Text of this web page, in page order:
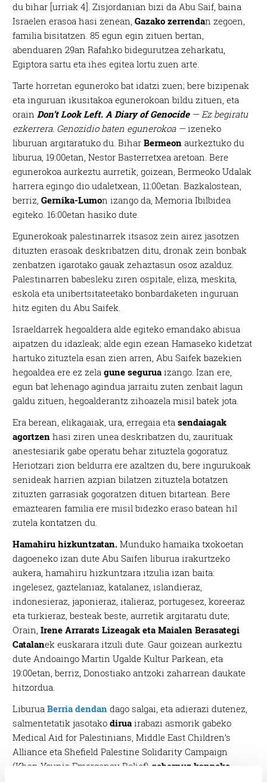
du bihar [urriak 4]. Zisjordanian bizi da Abu Saif, baina
Israelen erasoa hasi zenean,Gazako zerrendan zegoen,
familia bisitatzen. 85 egun egin zituen bertan,
abenduaren 29an Rafahko bidegurutzea zeharkatu,
Egiptora sartu eta ihes egitea lortu zuen arte.
Tarte horretan eguneroko bat idatzi zuen; bere bizipenak
eta inguruan ikusitakoa egunerokoan bildu zituen, eta
orainDon’t Look Left. A Diary of Genocide— Ez begiratu
ezkerrera. Genozidio baten egunerokoa —izeneko
liburuan argitaratuko du. BiharBermeon aurkeztuko du
liburua, 19:00etan, Nestor Basterretxea aretoan. Bere
egunerokoa aurkeztu aurretik, goizean, Bermeoko Udalak
harrera egingo dio udaletxean, 11:00etan. Bazkalostean,
berriz, Gernika-Lumon izango da, Memoria Ibilbidea
egiteko. 16:00etan hasiko dute.
Egunerokoak palestinarrek itsasoz zein airez jasotzen
dituzten erasoak deskribatzen ditu, dronak zein bonbak
zenbatzen igarotako gauak zehaztasun osoz azalduz.
Palestinarren babesleku ziren ospitale, eliza, meskita,
eskola eta unibertsitateetako bonbardaketen inguruan
hitz egiten du Abu Saifek.
Israeldarrek hegoaldera alde egiteko emandako abisua
aipatzen du idazleak; alde egin ezean Hamaseko kidetzat
hartuko zituztela esan zien arren, Abu Saifek bazekien
hegoaldea ere ez zela gune segurua izango. Izan ere,
egun bat lehenago agindua jarraitu zuten zenbait lagun
galdu zituen, hegoalderantz zihoazela misil batek jota.
Era berean, elikagaiak, ura, erregaia etasendaiagak
agortzen hasi ziren unea deskribatzen du, zaurituak
anestesiarik gabe operatu behar zituztela gogoratuz.
Heriotzari zion beldurra ere azaltzen du, bere ingurukoak
senideak harrien azpian bilatzen zituztela botatzen
zituzten garrasiak gogoratzen dituen bitartean. Bere
emaztearen familia ere misil bidezko eraso batean hil
zutela kontatzen du.
Hamahiru hizkuntzatan.Munduko hamaika txokoetan
dagoeneko izan dute Abu Saifen liburua irakurtzeko
aukera, hamahiru hizkuntzara itzulia izan baita:
ingelesez, gaztelaniaz, katalanez, islandieraz,
indonesieraz, japonieraz, italieraz, portugesez, koreeraz
eta turkieraz, besteak beste, aurretik argitaratu dute;
Orain,Irene Arrarats Lizeagak eta Maialen Berasategi
Catalanek euskarara itzuli dute. Gaur goizean aurkeztu
dute Andoaingo Martin Ugalde Kultur Parkean, eta
19:00etan, berriz, Donostiako antzoki zaharrean daukate
hitzordua.
LiburuaBerria dendan dago salgai, eta adierazi dutenez,
salmentetatik jasotakodiruairabazi asmorik gabeko
Medical Aid for Palestinians, Middle East Children’s
Alliance eta Shefield Palestine Solidarity Campaign
(Khan Younis Emergency Relief) gobernuz kanpoko